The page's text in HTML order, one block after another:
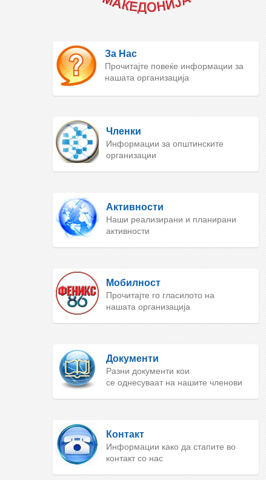
За Нас
Прочитајте повеќе информации за
нашата организација
Членки
Информации за општинските
организации
Активности
Наши реализирани и планирани
активности
Мобилност
Прочитајте го гласилото на
нашата организација
Документи
Разни документи кои
се однесуваат на нашите членови
Контакт
Информации како да стапите во
контакт со нас